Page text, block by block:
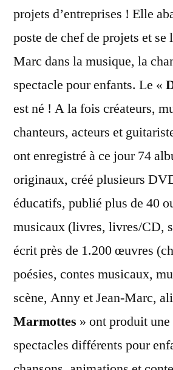
projets d’entreprises ! Elle
poste de chef de projets et se
Marc dans la musique, la
spectacle pour enfants. Le «
est né ! A la fois créateurs,
chanteurs, acteurs et
ont enregistré à ce jour 74
originaux, créé plusieurs
éducatifs, publié plus de 40
musicaux (livres, livres/CD,
écrit près de 1.200 œuvres
poésies, contes musicaux,
scène, Anny et Jean-Marc,
Marmottes » ont produit
spectacles différents pour